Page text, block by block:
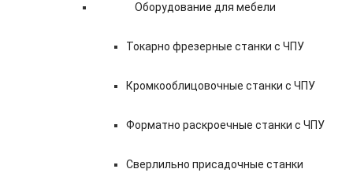
Оборудование для мебели
Токарно фрезерные станки с ЧПУ
Кромкооблицовочные станки с ЧПУ
Форматно раскроечные станки с ЧПУ
Сверлильно присадочные станки